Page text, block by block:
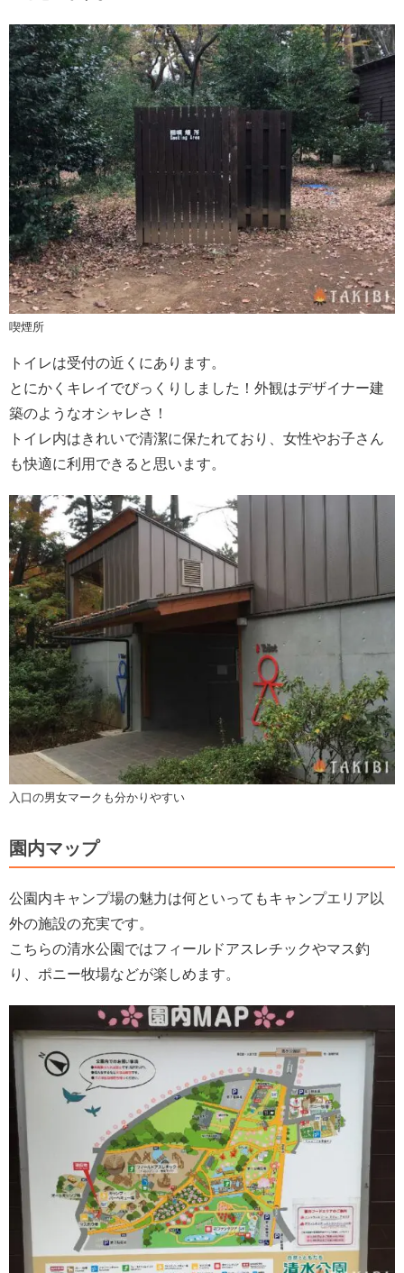
喫煙所
トイレは受付の近くにあります。
とにかくキレイでびっくりしました！外観はデザイナー建
築のようなオシャレさ！
トイレ内はきれいで清潔に保たれており、女性やお子さん
も快適に利用できると思います。
入口の男女マークも分かりやすい
園内マップ
公園内キャンプ場の魅力は何といってもキャンプエリア以
外の施設の充実です。
こちらの清水公園ではフィールドアスレチックやマス釣
り、ポニー牧場などが楽しめます。